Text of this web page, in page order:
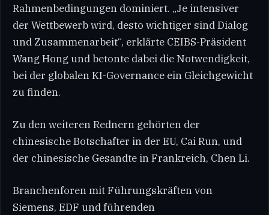
Rahmenbedingungen dominiert. „Je intensiver
der Wettbewerb wird, desto wichtiger sind Dialog
und Zusammenarbeit“, erklärte CEIBS-Präsident
Wang Hong und betonte dabei die Notwendigkeit,
bei der globalen KI-Governance ein Gleichgewicht
zu finden.
Zu den weiteren Rednern gehörten der
chinesische Botschafter in der EU, Cai Run, und
der chinesische Gesandte in Frankreich, Chen Li.
Branchenforen mit Führungskräften von
Siemens, EDF und führenden